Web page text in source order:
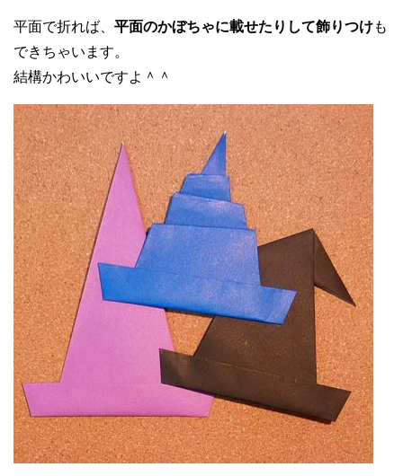
平面で折れば、 平面のかぼちゃに載せたりして飾りつけも
できちゃいます。
結構かわいいですよ＾＾